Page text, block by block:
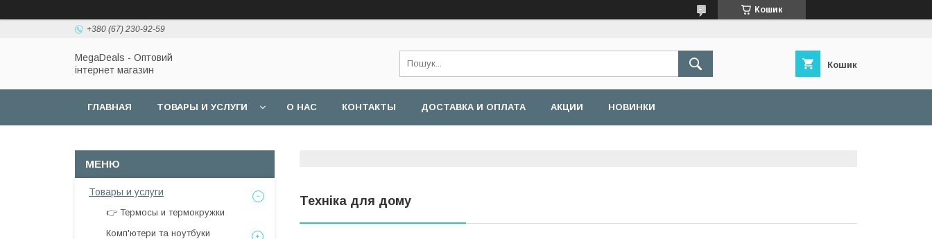
Кошик
+380 (67) 230-92-59
MegaDeals - Оптовий
інтернет магазин
Кошик
ГЛАВНАЯ ТОВАРЫ И УСЛУГИ О НАС КОНТАКТЫ ДОСТАВКА И ОПЛАТА АКЦИИ НОВИНКИ
Техніка для дому
Товары и услуги
👉 Термосы и термокружки
Комп'ютери та ноутбуки